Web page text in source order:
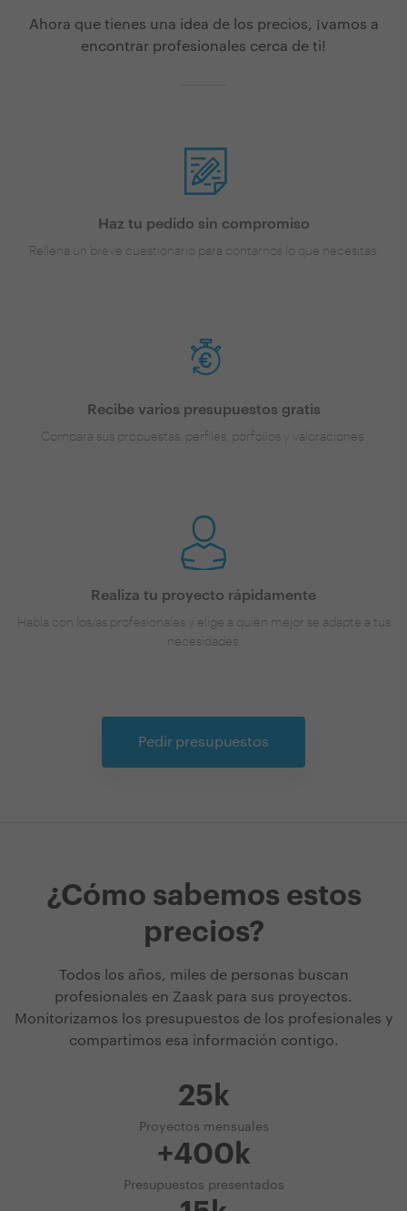
Ahora que tienes una idea de los precios, ¡vamos a
encontrar profesionales cerca de ti!
Haz tu pedido sin compromiso
Rellena un breve cuestionario para contarnos lo que necesitas.
Recibe varios presupuestos gratis
Compara sus propuestas, perfiles, porfolios y valoraciones.
Realiza tu proyecto rápidamente
Habla con los/as profesionales y elige a quien mejor se adapte a tus
necesidades.
Pedir presupuestos
¿Cómo sabemos estos
precios?
Todos los años, miles de personas buscan
profesionales en Zaask para sus proyectos.
Monitorizamos los presupuestos de los profesionales y
compartimos esa información contigo.
25k
Proyectos mensuales
+400k
Presupuestos presentados